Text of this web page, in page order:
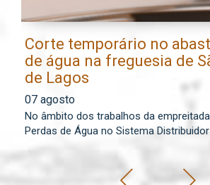
Corte temporário no
de água na freguesia de
de Lagos
07 agosto
No âmbito dos trabalhos da
Perdas de Água no Sistema Distribuidor